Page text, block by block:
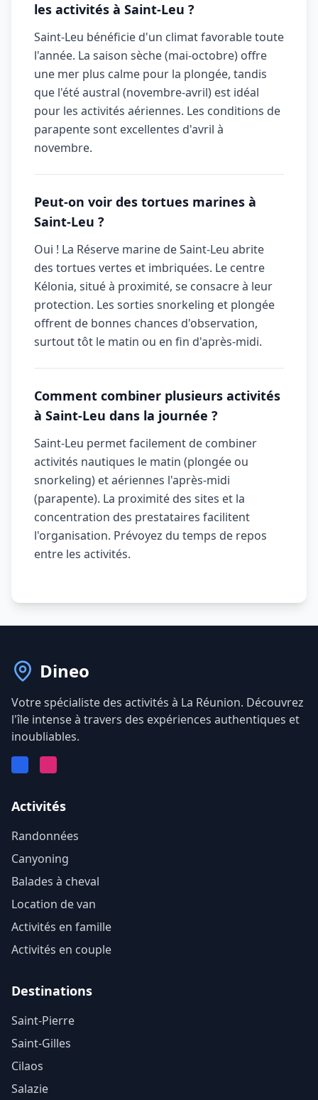
les activités à Saint-Leu ?
Saint-Leu bénéficie d'un climat favorable toute
l'année. La saison sèche (mai-octobre) offre
une mer plus calme pour la plongée, tandis
que l'été austral (novembre-avril) est idéal
pour les activités aériennes. Les conditions de
parapente sont excellentes d'avril à
novembre.
Peut-on voir des tortues marines à
Saint-Leu ?
Oui ! La Réserve marine de Saint-Leu abrite
des tortues vertes et imbriquées. Le centre
Kélonia, situé à proximité, se consacre à leur
protection. Les sorties snorkeling et plongée
offrent de bonnes chances d'observation,
surtout tôt le matin ou en fin d'après-midi.
Comment combiner plusieurs activités
à Saint-Leu dans la journée ?
Saint-Leu permet facilement de combiner
activités nautiques le matin (plongée ou
snorkeling) et aériennes l'après-midi
(parapente). La proximité des sites et la
concentration des prestataires facilitent
l'organisation. Prévoyez du temps de repos
entre les activités.
Dineo
Votre spécialiste des activités à La Réunion. Découvrez
l'île intense à travers des expériences authentiques et
inoubliables.
Activités
Randonnées
Canyoning
Balades à cheval
Location de van
Activités en famille
Activités en couple
Destinations
Saint-Pierre
Saint-Gilles
Cilaos
Salazie